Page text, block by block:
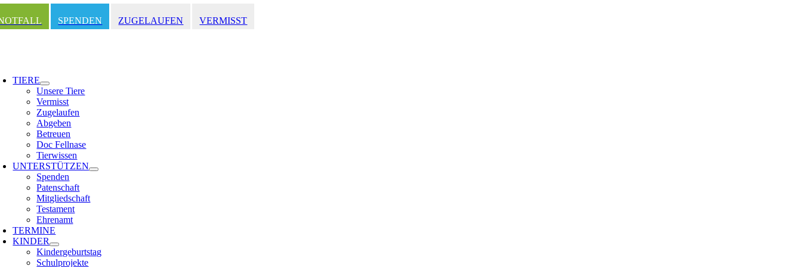
Inhalt
springen
SPENDEN ZUGELAUFEN VERMISST
TIERE
Unsere Tiere
Vermisst
Zugelaufen
Abgeben
Betreuen
Doc Fellnase
Tierwissen
UNTERSTÜTZEN
Spenden
Patenschaft
Mitgliedschaft
Testament
Ehrenamt
TERMINE
KINDER
Kindergeburtstag
Schulprojekte